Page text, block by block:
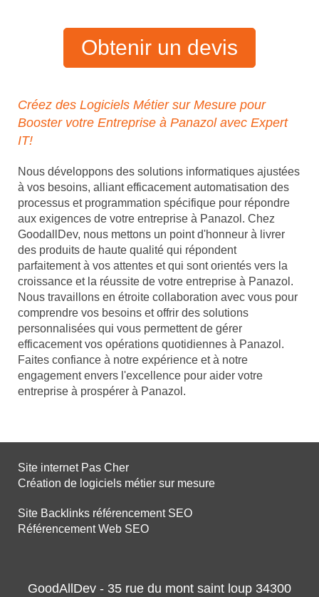
Obtenir un devis
Créez des Logiciels Métier sur Mesure pour
Booster votre Entreprise à Panazol avec Expert
IT!
Nous développons des solutions informatiques ajustées
à vos besoins, alliant efficacement automatisation des
processus et programmation spécifique pour répondre
aux exigences de votre entreprise à Panazol. Chez
GoodallDev, nous mettons un point d'honneur à livrer
des produits de haute qualité qui répondent
parfaitement à vos attentes et qui sont orientés vers la
croissance et la réussite de votre entreprise à Panazol.
Nous travaillons en étroite collaboration avec vous pour
comprendre vos besoins et offrir des solutions
personnalisées qui vous permettent de gérer
efficacement vos opérations quotidiennes à Panazol.
Faites confiance à notre expérience et à notre
engagement envers l'excellence pour aider votre
entreprise à prospérer à Panazol.
Site internet Pas Cher
Création de logiciels métier sur mesure
Site Backlinks référencement SEO
Référencement Web SEO
GoodAllDev - 35 rue du mont saint loup 34300